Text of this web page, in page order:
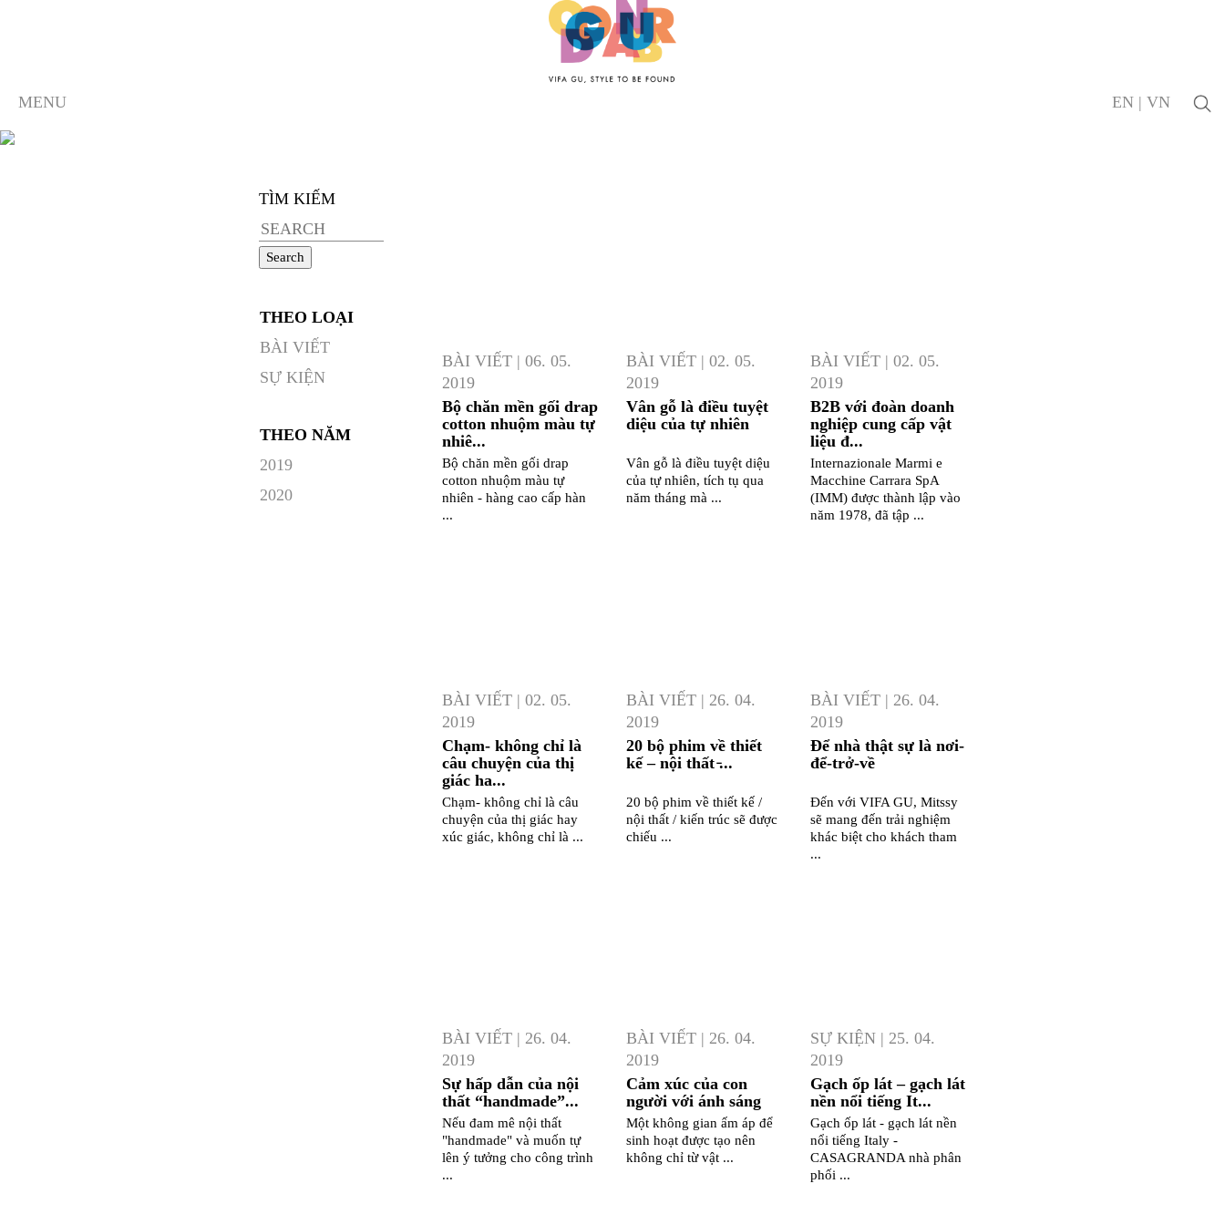
MENU EN | VN
BÀI VIẾT |06. 05.
2019
Bộ chăn mền gối drap
cotton nhuộm màu tự
nhiê...
Bộ chăn mền gối drap
cotton nhuộm màu tự
nhiên - hàng cao cấp hàn
...
BÀI VIẾT | 02. 05.
2019
Vân gỗ là điều tuyệt
diệu của tự nhiên
Vân gỗ là điều tuyệt diệu
của tự nhiên, tích tụ qua
năm tháng mà ...
BÀI VIẾT| 02. 05.
2019
B2B với đoàn doanh
nghiệp cung cấp vật
liệu đ...
Internazionale Marmi e
Macchine Carrara SpA
(IMM) được thành lập vào
năm 1978, đã tập ...
BÀI VIẾT |02. 05.
2019
Chạm- không chỉ là
câu chuyện của thị
giác ha...
Chạm- không chỉ là câu
chuyện của thị giác hay
xúc giác, không chỉ là ...
BÀI VIẾT | 26. 04.
2019
20 bộ phim về thiết
kế – nội thất ̵...
20 bộ phim về thiết kế /
nội thất / kiến trúc sẽ được
chiếu ...
BÀI VIẾT| 26. 04.
2019
Để nhà thật sự là nơi-
để-trở-về
Đến với VIFA GU, Mitssy
sẽ mang đến trải nghiệm
khác biệt cho khách tham
...
BÀI VIẾT | 26. 04.
2019
Sự hấp dẫn của nội
thất “handmade”...
Nếu đam mê nội thất
"handmade" và muốn tự
lên ý tưởng cho công trình
...
BÀI VIẾT | 26. 04.
2019
Cảm xúc của con
người với ánh sáng
Một không gian ấm áp để
sinh hoạt được tạo nên
không chỉ từ vật ...
SỰ KIỆN| 25. 04.
2019
Gạch ốp lát – gạch lát
nền nổi tiếng It...
Gạch ốp lát - gạch lát nền
nổi tiếng Italy -
CASAGRANDA nhà phân
phối ...
TÌM KIẾM
Search
for:
THEO LOẠI
BÀI VIẾT
SỰ KIỆN
THEO NĂM
2019
2020